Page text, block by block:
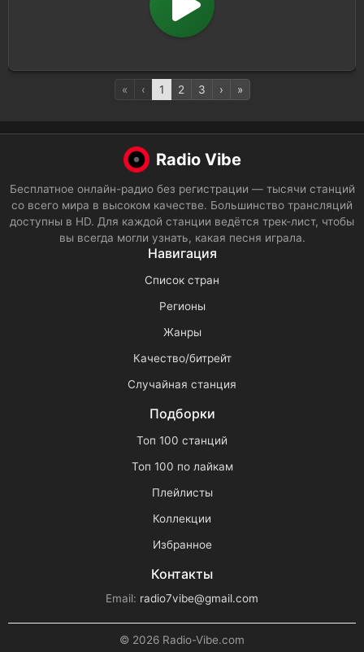
« ‹ 1 2 3 › »
Radio Vibe
Бесплатное онлайн-радио без регистрации — тысячи станций
со всего мира в высоком качестве. Большинство трансляций
доступны в HD. Для каждой станции ведётся трек-лист, чтобы
вы всегда могли узнать, какая песня играла.
Навигация
Список стран
Регионы
Жанры
Качество/битрейт
Случайная станция
Подборки
Топ 100 станций
Топ 100 по лайкам
Плейлисты
Коллекции
Избранное
Контакты
Email: radio7vibe@gmail.com
© 2026 Radio-Vibe.com